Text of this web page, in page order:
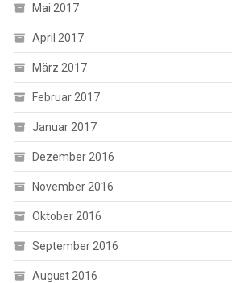
Mai 2017
April 2017
März 2017
Februar 2017
Januar 2017
Dezember 2016
November 2016
Oktober 2016
September 2016
August 2016